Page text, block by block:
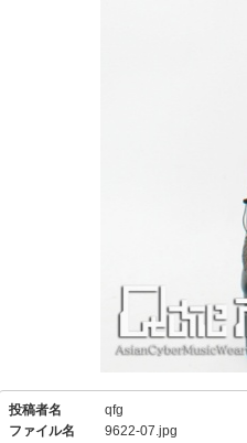
投稿者名
qfg
ファイル名
9622-07.jpg